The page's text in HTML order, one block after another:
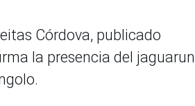
Córdova, publicado
la presencia del